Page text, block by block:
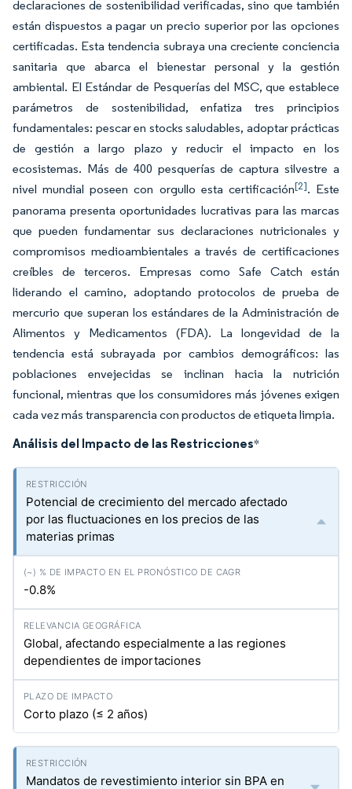
declaraciones de sostenibilidad verificadas, sino que también
están dispuestos a pagar un precio superior por las opciones
certificadas. Esta tendencia subraya una creciente conciencia
sanitaria que abarca el bienestar personal y la gestión
ambiental. El Estándar de Pesquerías del MSC, que establece
parámetros de sostenibilidad, enfatiza tres principios
fundamentales: pescar en stocks saludables, adoptar prácticas
de gestión a largo plazo y reducir el impacto en los
ecosistemas. Más de 400 pesquerías de captura silvestre a
nivel mundial poseen con orgullo esta certificación[2]. Este
panorama presenta oportunidades lucrativas para las marcas
que pueden fundamentar sus declaraciones nutricionales y
compromisos medioambientales a través de certificaciones
creíbles de terceros. Empresas como Safe Catch están
liderando el camino, adoptando protocolos de prueba de
mercurio que superan los estándares de la Administración de
Alimentos y Medicamentos (FDA). La longevidad de la
tendencia está subrayada por cambios demográficos: las
poblaciones envejecidas se inclinan hacia la nutrición
funcional, mientras que los consumidores más jóvenes exigen
cada vez más transparencia con productos de etiqueta limpia.
Análisis del Impacto de las Restricciones*
Potencial de crecimiento del mercado afectado
por las fluctuaciones en los precios de las
materias primas
-0.8%
Global, afectando especialmente a las regiones
dependientes de importaciones
Corto plazo (≤ 2 años)
Mandatos de revestimiento interior sin BPA en